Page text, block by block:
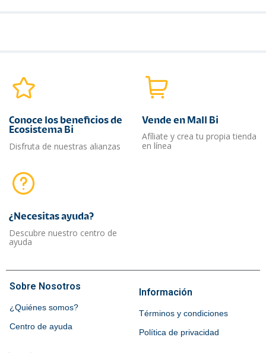
Conoce los beneficios de
Ecosistema Bi
Disfruta de nuestras alianzas
Vende en Mall Bi
Afíliate y crea tu propia tienda
en línea
¿Necesitas ayuda?​
Descubre nuestro centro de
ayuda
Sobre Nosotros
¿Quiénes somos?
Centro de ayuda
Información
Términos y condiciones
Política de privacidad